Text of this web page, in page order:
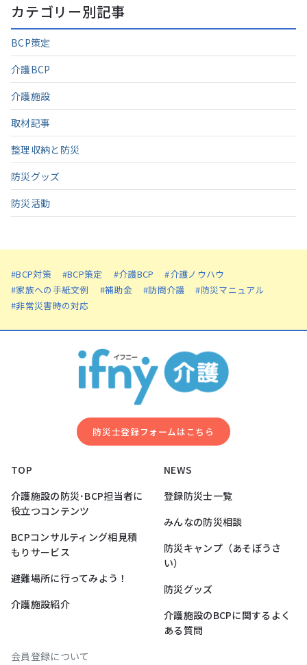
カテゴリー別記事
BCP策定
介護BCP
介護施設
取材記事
整理収納と防災
防災グッズ
防災活動
#BCP対策 #BCP策定 #介護BCP
#介護ノウハウ
#家族への手紙文例
#補助金 #訪問介護
#防災マニュアル
#非常災害時の対応
防災⼠登録フォームはこちら
TOP
介護施設の防災･BCP担当者に
役立つコンテンツ
BCPコンサルティング相見積
もりサービス
避難場所に行ってみよう！
介護施設紹介
NEWS
登録防災士一覧
みんなの防災相談
防災キャンプ（あそぼうさ
い）
防災グッズ
介護施設のBCPに関するよく
ある質問
会員登録について